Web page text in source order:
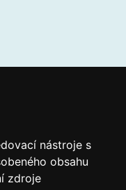
nástroje s
obsahu
zdroje